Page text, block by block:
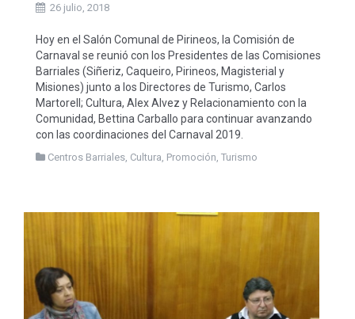
26 julio, 2018
Hoy en el Salón Comunal de Pirineos, la Comisión de
Carnaval se reunió con los Presidentes de las Comisiones
Barriales (Siñeriz, Caqueiro, Pirineos, Magisterial y
Misiones) junto a los Directores de Turismo, Carlos
Martorell; Cultura, Alex Alvez y Relacionamiento con la
Comunidad, Bettina Carballo para continuar avanzando
con las coordinaciones del Carnaval 2019.
Centros Barriales Cultura Promoción Turismo